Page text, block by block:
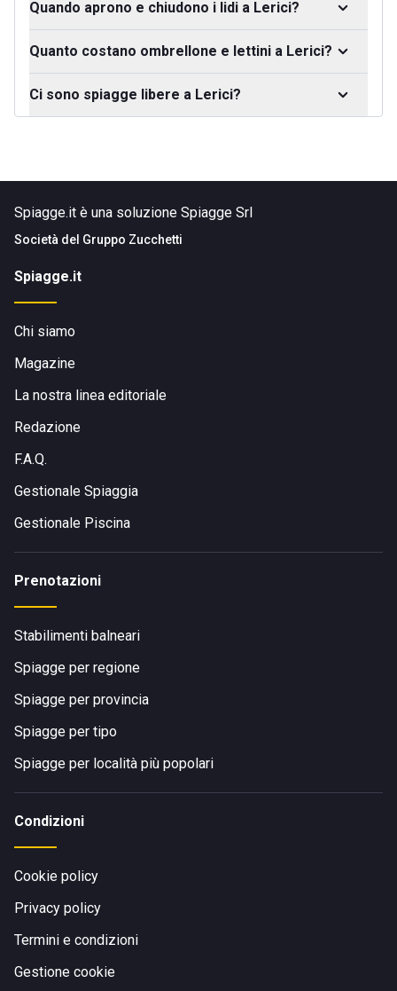
Quando aprono e chiudono i lidi a Lerici?
Quanto costano ombrellone e lettini a Lerici?
Ci sono spiagge libere a Lerici?
Spiagge.it è una soluzione Spiagge Srl
Società del Gruppo Zucchetti
Spiagge.it
Chi siamo
Magazine
La nostra linea editoriale
Redazione
F.A.Q.
Gestionale Spiaggia
Gestionale Piscina
Prenotazioni
Stabilimenti balneari
Spiagge per regione
Spiagge per provincia
Spiagge per tipo
Spiagge per località più popolari
Condizioni
Cookie policy
Privacy policy
Termini e condizioni
Gestione cookie